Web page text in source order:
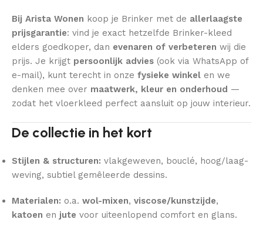
Bij Arista Wonen koop je Brinker met de allerlaagste
prijsgarantie: vind je exact hetzelfde Brinker-kleed
elders goedkoper, dan evenaren of verbeteren wij die
prijs. Je krijgt persoonlijk advies (ook via WhatsApp of
e-mail), kunt terecht in onze fysieke winkel en we
denken mee over maatwerk, kleur en onderhoud —
zodat het vloerkleed perfect aansluit op jouw interieur.
De collectie in het kort
Stijlen & structuren: vlakgeweven, bouclé, hoog/laag-
weving, subtiel gemêleerde dessins.
Materialen: o.a. wol-mixen, viscose/kunstzijde,
katoen en jute voor uiteenlopend comfort en glans.